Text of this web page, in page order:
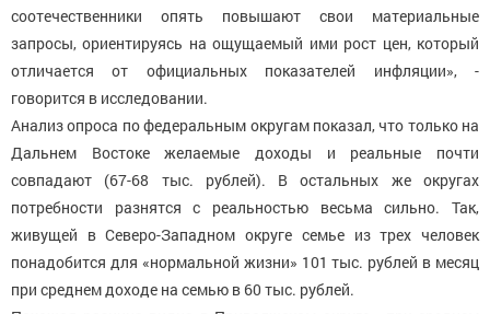
соотечественники опять повышают свои материальные
запросы, ориентируясь на ощущаемый ими рост цен, который
отличается от официальных показателей инфляции», -
говорится в исследовании.
Анализ опроса по федеральным округам показал, что только на
Дальнем Востоке желаемые доходы и реальные почти
совпадают (67-68 тыс. рублей). В остальных же округах
потребности разнятся с реальностью весьма сильно. Так,
живущей в Северо-Западном округе семье из трех человек
понадобится для «нормальной жизни» 101 тыс. рублей в месяц
при среднем доходе на семью в 60 тыс. рублей.